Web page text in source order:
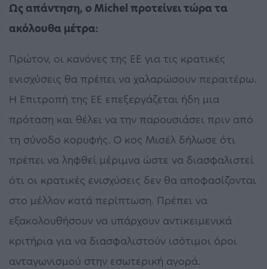
Ως απάντηση, ο Michel προτείνει τώρα τα
ακόλουθα μέτρα:
Πρώτον, οι κανόνες της ΕΕ για τις κρατικές
ενισχύσεις θα πρέπει να χαλαρώσουν περαιτέρω.
Η Επιτροπή της ΕΕ επεξεργάζεται ήδη μια
πρόταση και θέλει να την παρουσιάσει πριν από
τη σύνοδο κορυφής. Ο κος Μισέλ δήλωσε ότι
πρέπει να ληφθεί μέριμνα ώστε να διασφαλιστεί
ότι οι κρατικές ενισχύσεις δεν θα αποφασίζονται
στο μέλλον κατά περίπτωση. Πρέπει να
εξακολουθήσουν να υπάρχουν αντικειμενικά
κριτήρια για να διασφαλιστούν ισότιμοι όροι
ανταγωνισμού στην εσωτερική αγορά.